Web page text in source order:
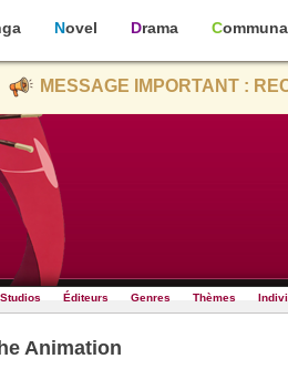
Novel Drama
MESSAGE IMPORTANT :
Studios Éditeurs Genres Thèmes
Animation